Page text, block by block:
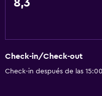
Ducha adaptada para silla
Ascensor disponible
Estacionamiento accesible
8,3
Check-in/Check-out
Check-in después de las